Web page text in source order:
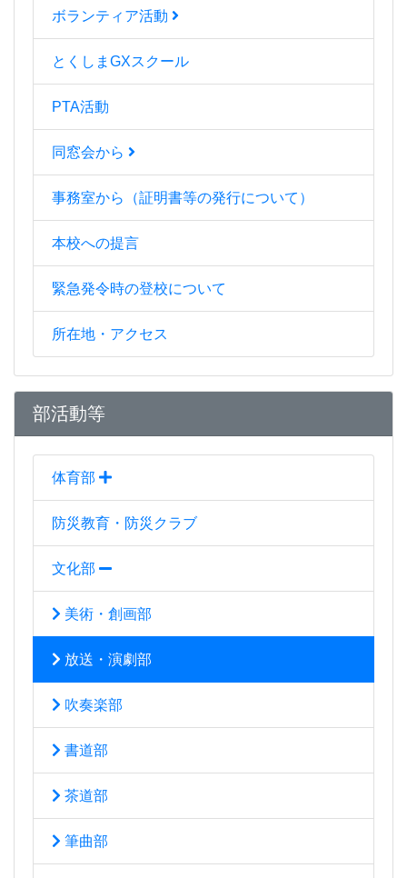
ボランティア活動
とくしまGXスクール
PTA活動
同窓会から
事務室から（証明書等の発行について）
本校への提言
緊急発令時の登校について
所在地・アクセス
部活動等
体育部
防災教育・防災クラブ
文化部
美術・創画部
放送・演劇部
吹奏楽部
書道部
茶道部
筆曲部